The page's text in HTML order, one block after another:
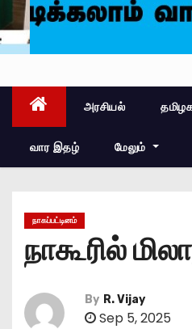
அரசியல்
வார இதழ் மேலும்
நாகப்பட்டினம்
நாகூரில்
By R. Vijay
Sep 5, 2025